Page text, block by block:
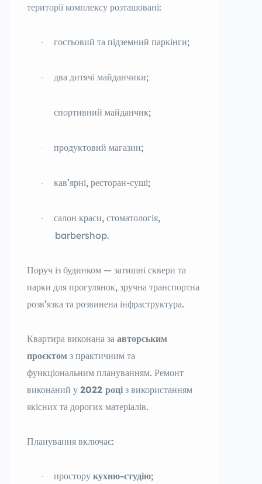
території комплексу розташовані:
· гостьовий та підземний паркінги;
· два дитячі майданчики;
· спортивний майданчик;
· продуктовий магазин;
· кав’ярні, ресторан-суші;
·
салон краси, стоматологія,
barbershop.
Поруч із будинком — затишні сквери та
парки для прогулянок, зручна транспортна
розв’язка та розвинена інфраструктура.
Квартира виконана за авторським
проєктом з практичним та
функціональним плануванням. Ремонт
виконаний у 2022 році з використанням
якісних та дорогих матеріалів.
Планування включає:
· простору кухню-студію;